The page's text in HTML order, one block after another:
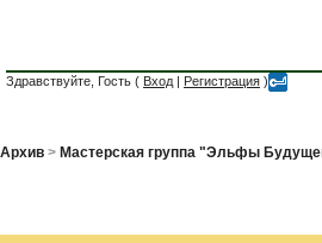
Здравствуйте, Гость ( Вход | Регистрация )
Архив > Мастерская группа "Эльфы